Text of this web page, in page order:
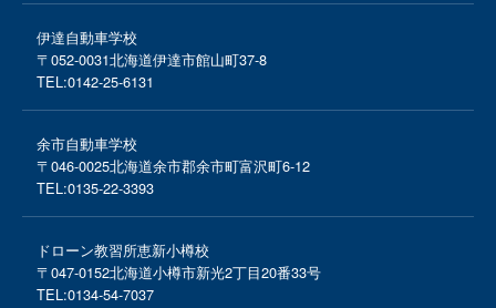
伊達自動車学校
〒052-0031北海道伊達市館山町37-8
TEL:0142-25-6131
余市自動車学校
〒046-0025北海道余市郡余市町富沢町6-12
TEL:0135-22-3393
ドローン教習所恵新小樽校
〒047-0152北海道小樽市新光2丁目20番33号
TEL:0134-54-7037